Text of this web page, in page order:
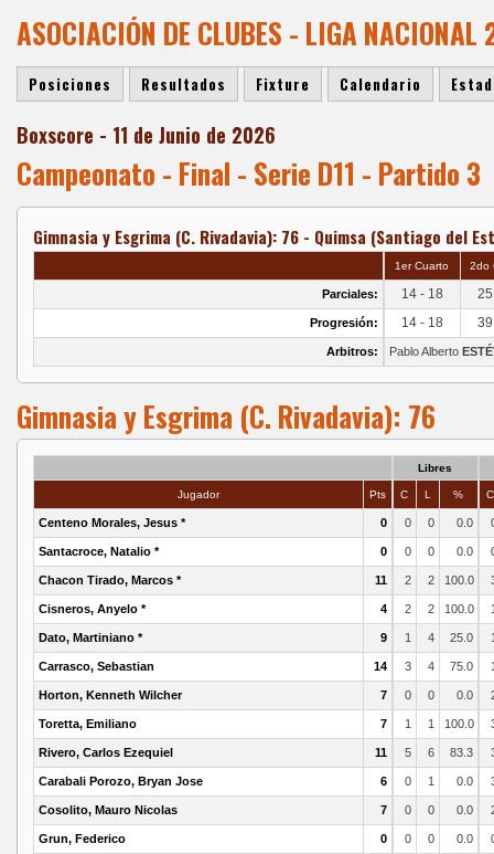
ASOCIACIÓN DE CLUBES - LIGA
Posiciones Resultados Fixture Calendario
Boxscore - 11 de Junio de 2026
Campeonato - Final - Serie D11 - Partido 3
Gimnasia y Esgrima (C. Rivadavia): 76 - Quimsa (Santiago del
1er Cuarto 2do
Parciales: 14 - 18
Progresión: 14 - 18
Arbitros: Pablo Alberto
Gimnasia y Esgrima (C. Rivadavia): 76
Libres
Jugador Pts C L % C
Centeno Morales, Jesus * 0 0 0 0.0
Santacroce, Natalio * 0 0 0 0.0
Chacon Tirado, Marcos * 11 2 2 100.0
Cisneros, Anyelo * 4 2 2 100.0
Dato, Martiniano * 9 1 4 25.0
Carrasco, Sebastian 14 3 4 75.0
Horton, Kenneth Wilcher 7 0 0 0.0
Toretta, Emiliano 7 1 1 100.0
Rivero, Carlos Ezequiel 11 5 6 83.3
Carabali Porozo, Bryan Jose 6 0 1 0.0
Cosolito, Mauro Nicolas 7 0 0 0.0
Grun, Federico 0 0 0 0.0